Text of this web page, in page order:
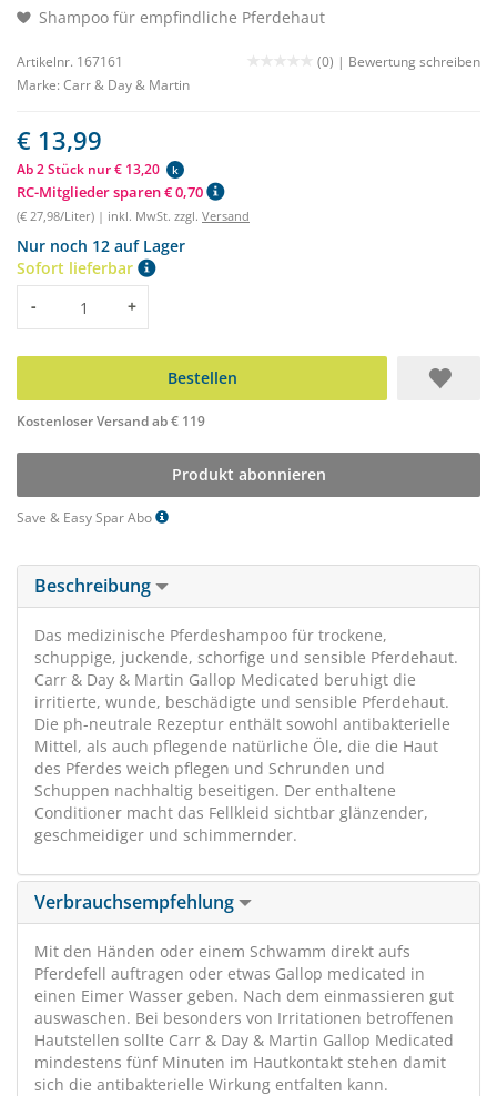
Shampoo für empfindliche Pferdehaut
Artikelnr. 167161 (0) | Bewertung schreiben
Marke: Carr & Day & Martin
€ 13,99
Ab 2 Stück nur € 13,20 k
RC-Mitglieder sparen € 0,70
(€ 27,98/Liter) | inkl. MwSt. zzgl. Versand
Nur noch 12 auf Lager
Sofort lieferbar
Menge
- +
Bestellen
Kostenloser Versand ab € 119
Produkt abonnieren
Save & Easy Spar Abo
Beschreibung
Das medizinische Pferdeshampoo für trockene,
schuppige, juckende, schorfige und sensible Pferdehaut.
Carr & Day & Martin Gallop Medicated beruhigt die
irritierte, wunde, beschädigte und sensible Pferdehaut.
Die ph-neutrale Rezeptur enthält sowohl antibakterielle
Mittel, als auch pflegende natürliche Öle, die die Haut
des Pferdes weich pflegen und Schrunden und
Schuppen nachhaltig beseitigen. Der enthaltene
Conditioner macht das Fellkleid sichtbar glänzender,
geschmeidiger und schimmernder.
Verbrauchsempfehlung
Mit den Händen oder einem Schwamm direkt aufs
Pferdefell auftragen oder etwas Gallop medicated in
einen Eimer Wasser geben. Nach dem einmassieren gut
auswaschen. Bei besonders von Irritationen betroffenen
Hautstellen sollte Carr & Day & Martin Gallop Medicated
mindestens fünf Minuten im Hautkontakt stehen damit
sich die antibakterielle Wirkung entfalten kann.